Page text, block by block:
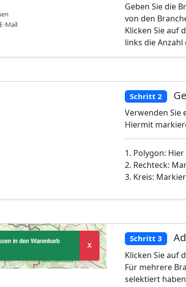
layers
Delete
Geben Sie die
von den
Klicken Sie auf
links die
Schritt 2
Verwenden Sie
Hiermit
1. Polygon:
2. Rechteck:
3. Kreis:
Schritt 3
Klicken Sie auf
Für mehrere
selektiert